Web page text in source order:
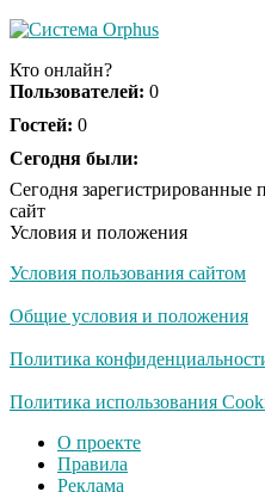
Кто онлайн?
Пользователей: 0
Гостей: 0
Сегодня были:
Сегодня зарегистрированные
сайт
Условия и положения
Условия пользования сайтом
Общие условия и положения
Политика
Политика использования
О проекте
Правила
Реклама